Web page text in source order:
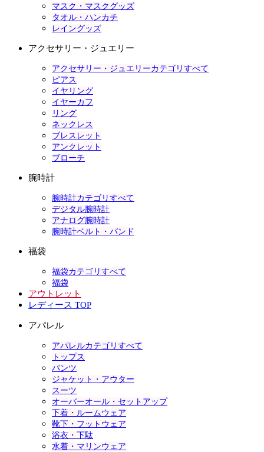
マスク・マスクグッズ
タオル・ハンカチ
レイングッズ
アクセサリー・ジュエリー
アクセサリー・ジュエリーカテゴリすべて
ピアス
イヤリング
イヤーカフ
リング
ネックレス
ブレスレット
アンクレット
ブローチ
腕時計
腕時計カテゴリすべて
デジタル腕時計
アナログ腕時計
腕時計ベルト・バンド
福袋
福袋カテゴリすべて
福袋
アウトレット
レディース TOP
アパレル
アパレルカテゴリすべて
トップス
パンツ
ジャケット・アウター
スーツ
オーバーオール・セットアップ
下着・ルームウェア
靴下・フットウェア
浴衣・下駄
水着・マリンウェア